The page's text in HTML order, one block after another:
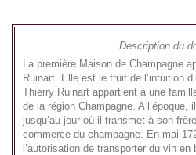
Description du
La première Maison de Champagne
Ruinart. Elle est le fruit de l’intuition
Thierry Ruinart appartient à une
de la région Champagne. A l’époque,
jusqu’au jour où il transmet à son
commerce du champagne. En mai
l’autorisation de transporter du vin en